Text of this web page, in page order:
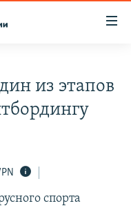
СОПРОТИВЛЕНИЯ
из этапов
спорта